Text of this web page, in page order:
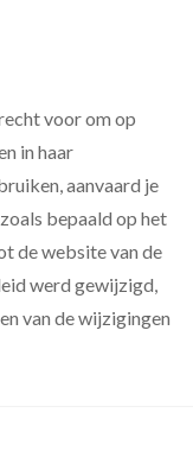
voor om op
in haar
aanvaard je
bepaald op het
de website van de
werd gewijzigd,
van de wijzigingen